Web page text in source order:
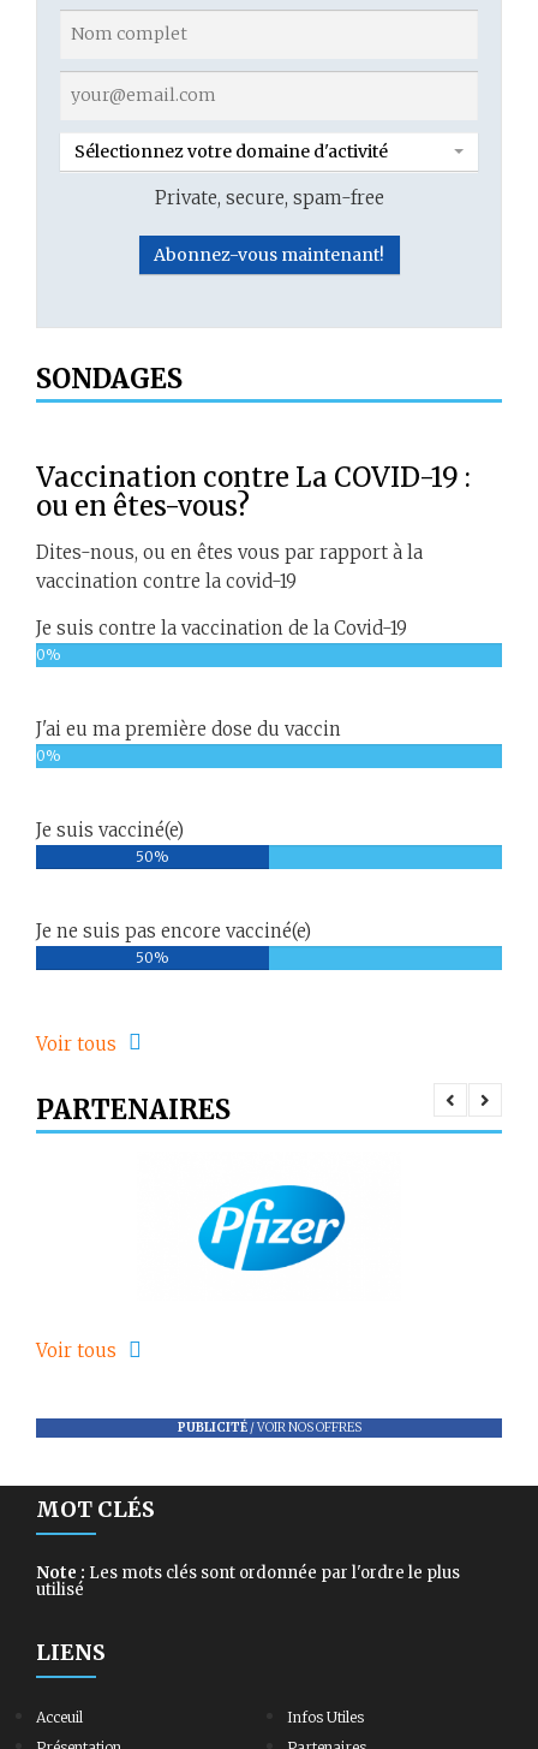
Sélectionnez votre domaine d'activité
Private, secure, spam-free
SONDAGES
Vaccination contre La COVID-19 :
ou en êtes-vous?
Dites-nous, ou en êtes vous par rapport à la
vaccination contre la covid-19
Je suis contre la vaccination de la Covid-19
0%
J'ai eu ma première dose du vaccin
0%
Je suis vacciné(e)
50%
Je ne suis pas encore vacciné(e)
50%
Voir tous
PARTENAIRES
Voir tous
PUBLICITÉ/VOIR NOS OFFRES
MOT CLÉS
Note : Les mots clés sont ordonnée par l'ordre le plus
utilisé
LIENS
Acceuil
Infos Utiles